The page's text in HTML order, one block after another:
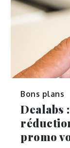
Bons plans
Dealabs
promo